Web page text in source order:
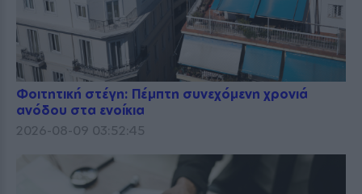
Φοιτητική στέγη: Πέμπτη συνεχόμενη χρονιά
ανόδου στα ενοίκια
2026-08-09 03:52:45